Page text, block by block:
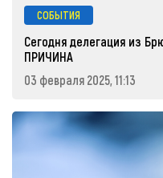
СОБЫТИЯ
Сегодня делегация из
ПРИЧИНА
03 февраля 2025, 11:13